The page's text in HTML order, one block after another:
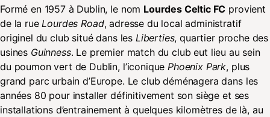
Formé en 1957 à Dublin, le nom Lourdes Celtic FC provient
de la rue Lourdes Road, adresse du local administratif
originel du club situé dans les Liberties, quartier proche des
usines Guinness. Le premier match du club eut lieu au sein
du poumon vert de Dublin, l’iconique Phoenix Park, plus
grand parc urbain d’Europe. Le club déménagera dans les
années 80 pour installer définitivement son siège et ses
installations d’entrainement à quelques kilomètres de là, au